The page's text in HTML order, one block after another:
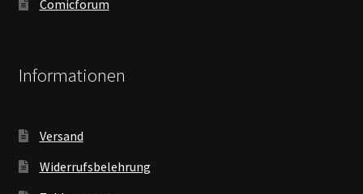
Comicforum
Informationen
Versand
Widerrufsbelehrung